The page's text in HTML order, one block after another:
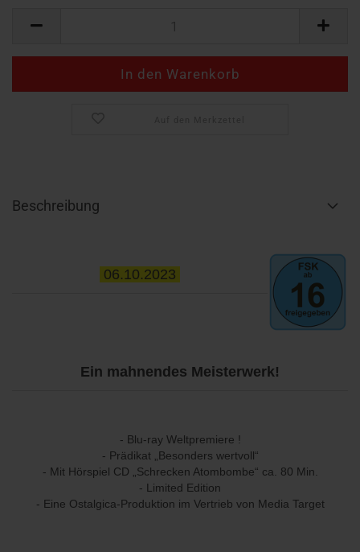
Beschreibung
06.10.2023
Ein mahnendes Meisterwerk!
- Blu-ray Weltpremiere !
- Prädikat „Besonders wertvoll“
- Mit Hörspiel CD „Schrecken Atombombe“ ca. 80 Min.
- Limited Edition
- Eine Ostalgica-Produktion im Vertrieb von Media Target